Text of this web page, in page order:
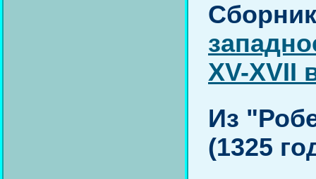
XV-XVII
Из
(1325